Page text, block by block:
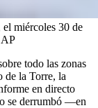
el miércoles 30 de
AP
todo las zonas
de la Torre, la
en directo
se derrumbó —en